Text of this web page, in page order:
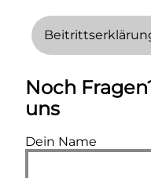
Noch
uns
Dein Name